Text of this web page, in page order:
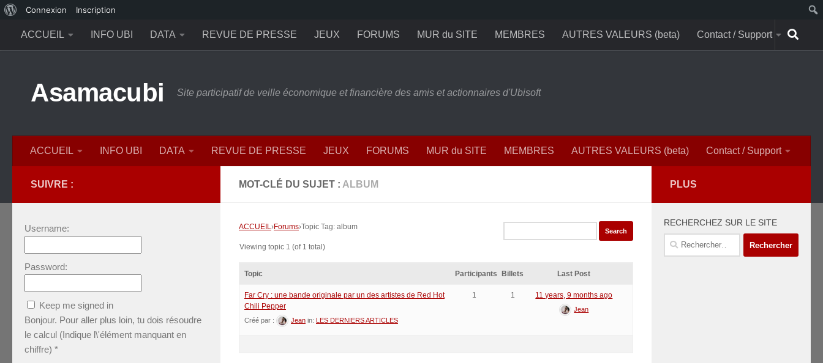
propos
de
Connexion Inscription
ACCUEIL
INFO UBI DATA REVUE DE PRESSE JEUX FORUMS MUR du SITE MEMBRES AUTRES VALEURS (beta) Contact / Support
Asamacubi Site participatif de veille économique et financière des amis et actionnaires d'Ubisoft
ACCUEIL INFO UBI DATA REVUE DE PRESSE JEUX FORUMS MUR du SITE MEMBRES AUTRES VALEURS (beta) Contact / Support
MOT-CLÉ DU SUJET : ALBUM
ACCUEIL›Forums›Topic Tag: album
Viewing topic 1 (of 1 total)
Topic Participants Billets Last Post
Far Cry : une bande originale par un des artistes de Red Hot
Chili Pepper
Créé par : Jean in: LES DERNIERS ARTICLES
1 1 11 years, 9 months ago
Jean
SUIVRE :
Username:
Password:
Keep me signed in
Bonjour. Pour aller plus loin, tu dois résoudre
le calcul (Indique l\'élément manquant en
chiffre) *
PLUS
RECHERCHEZ SUR LE SITE
Rechercher :